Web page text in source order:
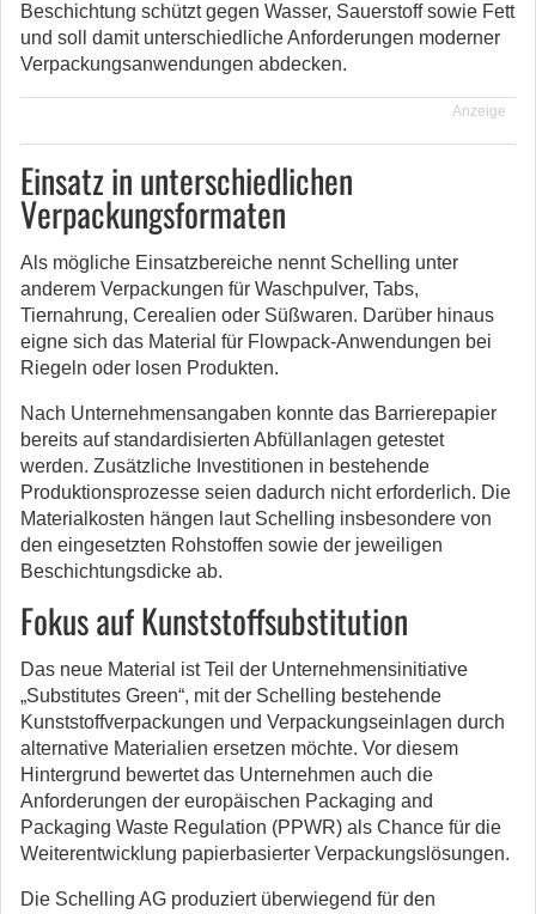
Beschichtung schützt gegen Wasser, Sauerstoff sowie Fett
und soll damit unterschiedliche Anforderungen moderner
Verpackungsanwendungen abdecken.
Anzeige
Einsatz in unterschiedlichen
Verpackungsformaten
Als mögliche Einsatzbereiche nennt Schelling unter
anderem Verpackungen für Waschpulver, Tabs,
Tiernahrung, Cerealien oder Süßwaren. Darüber hinaus
eigne sich das Material für Flowpack-Anwendungen bei
Riegeln oder losen Produkten.
Nach Unternehmensangaben konnte das Barrierepapier
bereits auf standardisierten Abfüllanlagen getestet
werden. Zusätzliche Investitionen in bestehende
Produktionsprozesse seien dadurch nicht erforderlich. Die
Materialkosten hängen laut Schelling insbesondere von
den eingesetzten Rohstoffen sowie der jeweiligen
Beschichtungsdicke ab.
Fokus auf Kunststoffsubstitution
Das neue Material ist Teil der Unternehmensinitiative
„Substitutes Green“, mit der Schelling bestehende
Kunststoffverpackungen und Verpackungseinlagen durch
alternative Materialien ersetzen möchte. Vor diesem
Hintergrund bewertet das Unternehmen auch die
Anforderungen der europäischen Packaging and
Packaging Waste Regulation (PPWR) als Chance für die
Weiterentwicklung papierbasierter Verpackungslösungen.
Die Schelling AG produziert überwiegend für den